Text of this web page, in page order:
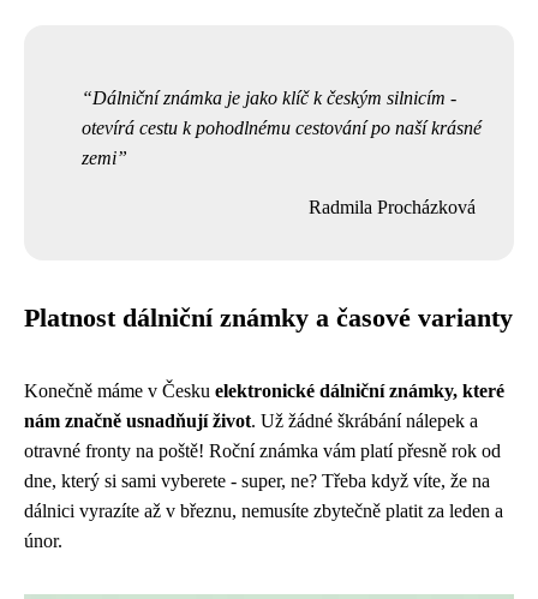
Dálniční známka je jako klíč k českým silnicím -
otevírá cestu k pohodlnému cestování po naší krásné
zemi
Radmila Procházková
Platnost dálniční známky a časové varianty
Konečně máme v Česku elektronické dálniční známky, které
nám značně usnadňují život. Už žádné škrábání nálepek a
otravné fronty na poště! Roční známka vám platí přesně rok od
dne, který si sami vyberete - super, ne? Třeba když víte, že na
dálnici vyrazíte až v březnu, nemusíte zbytečně platit za leden a
únor.